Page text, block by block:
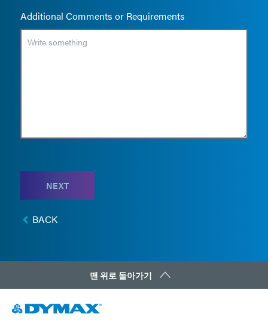
Additional Comments or Requirements
NEXT
BACK
맨 위로 돌아가기